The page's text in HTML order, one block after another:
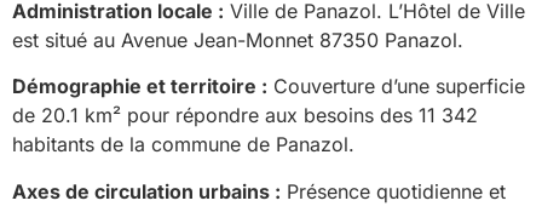
Administration locale : Ville de Panazol. L’Hôtel de Ville
est situé au Avenue Jean-Monnet 87350 Panazol.
Démographie et territoire : Couverture d’une superficie
de 20.1 km² pour répondre aux besoins des 11 342
habitants de la commune de Panazol.
Axes de circulation urbains : Présence quotidienne et